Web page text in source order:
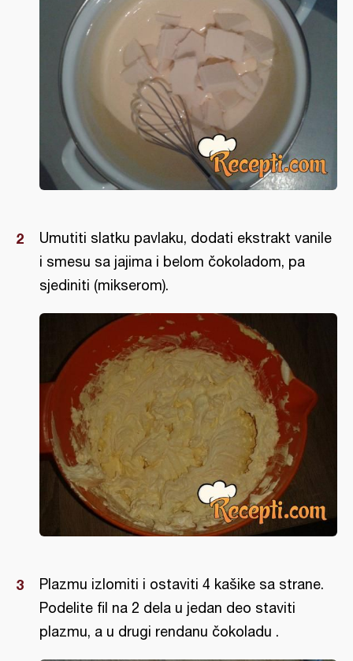
Umutiti slatku pavlaku, dodati ekstrakt vanile
i smesu sa jajima i belom čokoladom, pa
sjediniti (mikserom).
Plazmu izlomiti i ostaviti 4 kašike sa strane.
Podelite fil na 2 dela u jedan deo staviti
plazmu, a u drugi rendanu čokoladu .